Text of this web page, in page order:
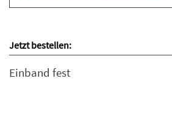
Jetzt bestellen:
Einband fest